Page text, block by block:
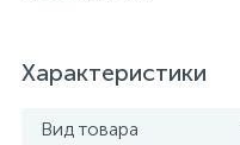
Характеристики
Вид товара